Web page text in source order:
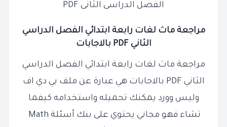
الفصل الدراسى الثانى PDF
مراجعة ماث لغات رابعة ابتدائي الفصل الدراسي
الثاني PDF بالاجابات
مراجعة ماث لغات رابعة ابتدائي الفصل الدراسي
الثاني PDF بالاجابات
هي عبارة عن ملف بي دي اف
وليس وورد يمكنك تحميله واستخدامه كيفما
تشاء فهو مجاني يحتوي على بنك أسئلة Math